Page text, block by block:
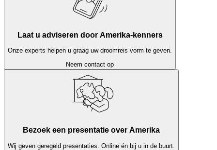
Laat u adviseren door Amerika-kenners
Onze experts helpen u graag uw droomreis vorm te geven.
Neem contact op
Bezoek een presentatie over Amerika
Wij geven geregeld presentaties. Online én bij u in de buurt.